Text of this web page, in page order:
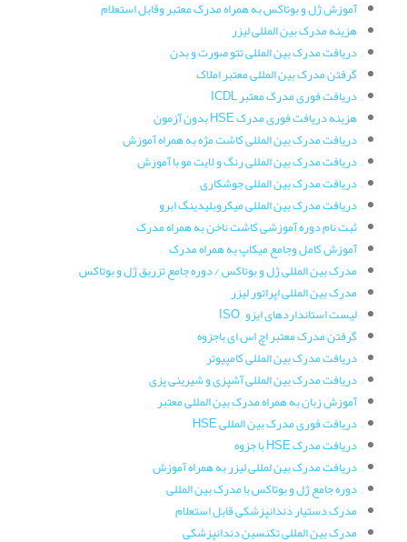
آموزش ژل و بوتاکس به همراه مدرک معتبر وقابل استعلام
هزینه مدرک بین المللی لیزر
دریافت مدرک بین المللی تتو صورت و بدن
گرفتن مدرک بین المللی معتبر املاک
دریافت فوری مدرک معتبر ICDL
هزینه دریافت فوری مدرک HSE بدون آزمون
دریافت مدرک بین المللی کاشت مژه به همراه آموزش
دریافت مدرک بین المللی رنگ و لایت مو با آموزش
دریافت مدرک بین المللی جوشکاری
دریافت مدرک بین المللی میکروبلیدینگ ابرو
ثبت نام دوره آموزشی کاشت ناخن به همراه مدرک
آموزش کامل وجامع میکاپ به همراه مدرک
مدرک بین المللی ژل و بوتاکس / دوره جامع تزریق ژل و بوتاکس
مدرک بین المللی اپراتور لیزر
لیست استانداردهای ایزو – ISO
گرفتن مدرک معتبر اچ اس ای باجزوه
دریافت مدرک بین المللی کامپیوتر
دریافت مدرک بین المللی آشپزی و شیرینی پزی
آموزش زبان به همراه مدرک بین المللی معتبر
دریافت فوری مدرک بین المللی HSE
دریافت مدرک HSE با جزوه
دریافت مدرک بین لمللی لیزر به همراه آموزش
دوره جامع ژل و بوتاکس با مدرک بین المللی
مدرک دستیار دندانپزشکی قابل استعلام
مدرک بین المللی تکنسین دندانپزشکی